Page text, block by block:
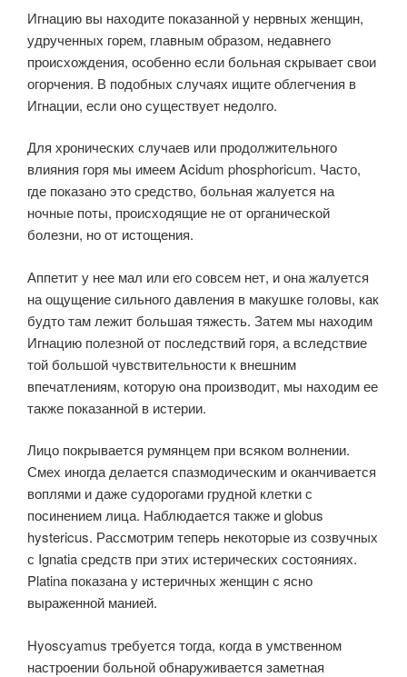
Игнацию вы находите показанной у нервных женщин,
удрученных горем, главным образом, недавнего
происхождения, особенно если больная скрывает свои
огорчения. В подобных случаях ищите облегчения в
Игнации, если оно существует недолго.
Для хронических случаев или продолжительного
влияния горя мы имеем Acidum phosphoricum. Часто,
где показано это средство, больная жалуется на
ночные поты, происходящие не от органической
болезни, но от истощения.
Аппетит у нее мал или его совсем нет, и она жалуется
на ощущение сильного давления в макушке головы, как
будто там лежит большая тяжесть. Затем мы находим
Игнацию полезной от последствий горя, а вследствие
той большой чувствительности к внешним
впечатлениям, которую она производит, мы находим ее
также показанной в истерии.
Лицо покрывается румянцем при всяком волнении.
Смех иногда делается спазмодическим и оканчивается
воплями и даже судорогами грудной клетки с
посинением лица. Наблюдается также и globus
hystericus. Рассмотрим теперь некоторые из созвучных
с Ignatia средств при этих истерических состояниях.
Platina показана у истеричных женщин с ясно
выраженной манией.
Hyoscyamus требуется тогда, когда в умственном
настроении больной обнаруживается заметная